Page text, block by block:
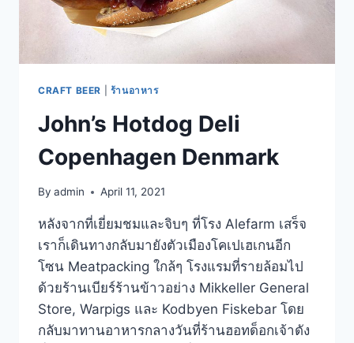
CRAFT BEER ร้านอาหาร
John’s Hotdog Deli
Copenhagen Denmark
By admin April 11, 2021
หลังจากที่เยี่ยมชมและจิบๆ ที่โรง Alefarm เสร็จ
เราก็เดินทางกลับมายังตัวเมืองโคเปเฮเกนอีก
โซน Meatpacking ใกล้ๆ โรงแรมที่รายล้อมไป
ด้วยร้านเบียร์ร้านข้าวอย่าง Mikkeller General
Store, Warpigs และ Kodbyen Fiskebar โดย
กลับมาทานอาหารกลางวันที่ร้านฮอทด็อกเจ้าดัง